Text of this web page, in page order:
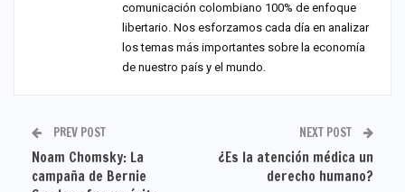
comunicación colombiano 100% de enfoque
libertario. Nos esforzamos cada día en analizar
los temas más importantes sobre la economía
de nuestro país y el mundo.
PREV POST
Noam Chomsky: La
campaña de Bernie
NEXT POST
¿Es la atención médica un
derecho humano?